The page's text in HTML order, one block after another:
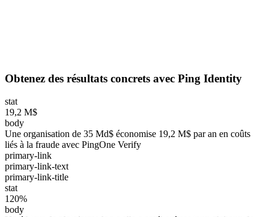
Obtenez des résultats concrets avec Ping Identity
stat
19,2 M$
body
Une organisation de 35 Md$ économise 19,2 M$ par an en coûts
liés à la fraude avec PingOne Verify
primary-link
primary-link-text
primary-link-title
stat
120%
body